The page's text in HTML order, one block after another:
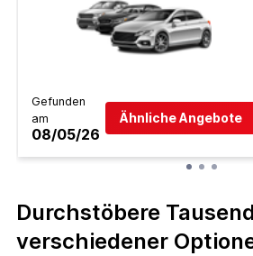
Gefunden
am
08/05/26
Ähnliche Angebote
Durchstöbere
verschiedener